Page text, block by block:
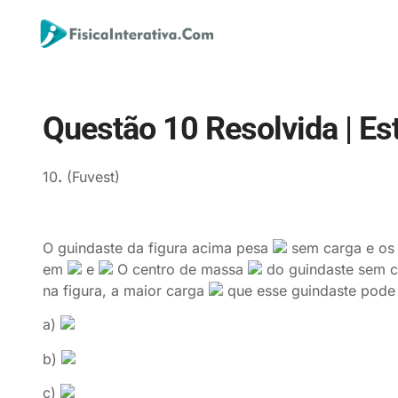
Questão 10 Resolvida |
10. (Fuvest)
O guindaste da figura acima pesa
sem carga e
em
e O centro de massa do guindaste sem
na figura, a maior carga
que esse guindaste
a)
b)
c)